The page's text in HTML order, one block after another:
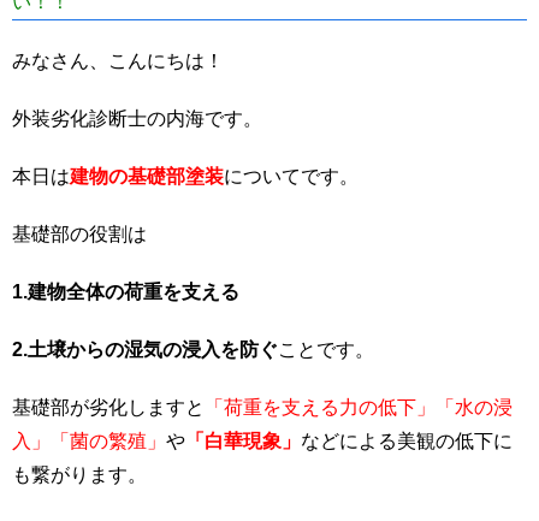
みなさん、こんにちは！
外装劣化診断士の内海です。
本日は建物の基礎部塗装についてです。
基礎部の役割は
1.建物全体の荷重を支える
2.土壌からの湿気の浸入を防ぐことです。
基礎部が劣化しますと
「荷重を支える力の低下」「水の浸
入」「菌の繁殖」 や 「白華現象」 などによる美観の低下に
も繋がります。